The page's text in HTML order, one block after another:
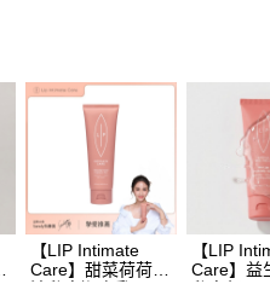
https://
３．未成
「
４．使用
即時審查
結果請求
５．嚴禁
形，恩沛
每筆
每筆
離島配送
每筆
【LIP Intimate
Care】甜菜荷荷芭
【LIP
Care】益